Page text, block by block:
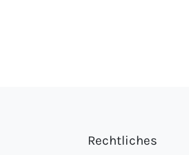
Rechtliches